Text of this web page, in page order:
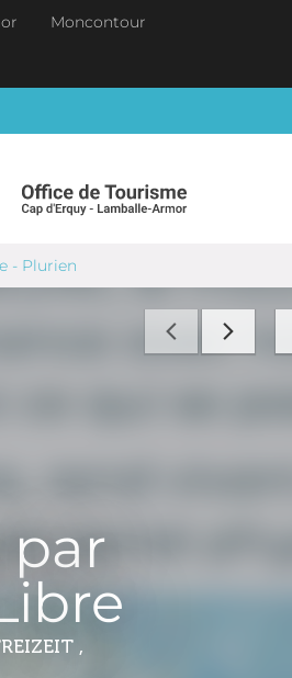
Moncontour
- Plurien
par
,